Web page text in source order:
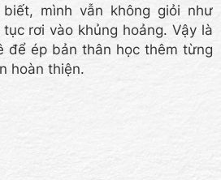
mình vẫn không giỏi như
rơi vào khủng hoảng. Vậy là
để ép bản thân học thêm từng
hoàn thiện.